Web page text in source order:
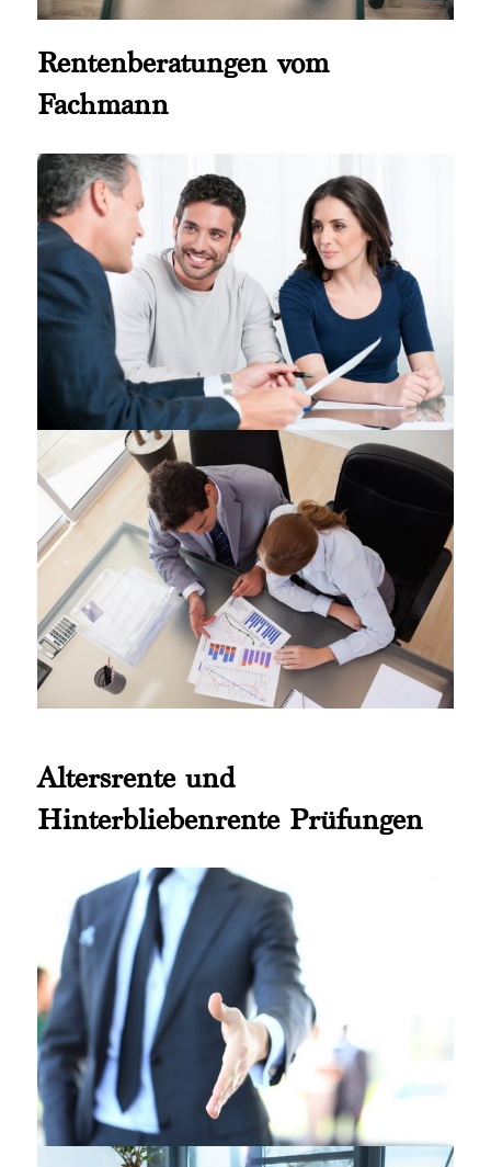
Rentenberatungen vom
Fachmann
Altersrente und
Hinterbliebenrente Prüfungen